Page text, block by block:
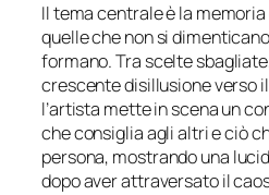
Il tema centrale è la
quelle che non si
formano. Tra scelte
crescente disillusione verso
l’artista mette in scena un
che consiglia agli altri e ciò
persona, mostrando una
dopo aver attraversato il